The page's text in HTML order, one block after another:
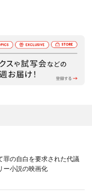
罪の自白を要求された代議
ー小説の映画化